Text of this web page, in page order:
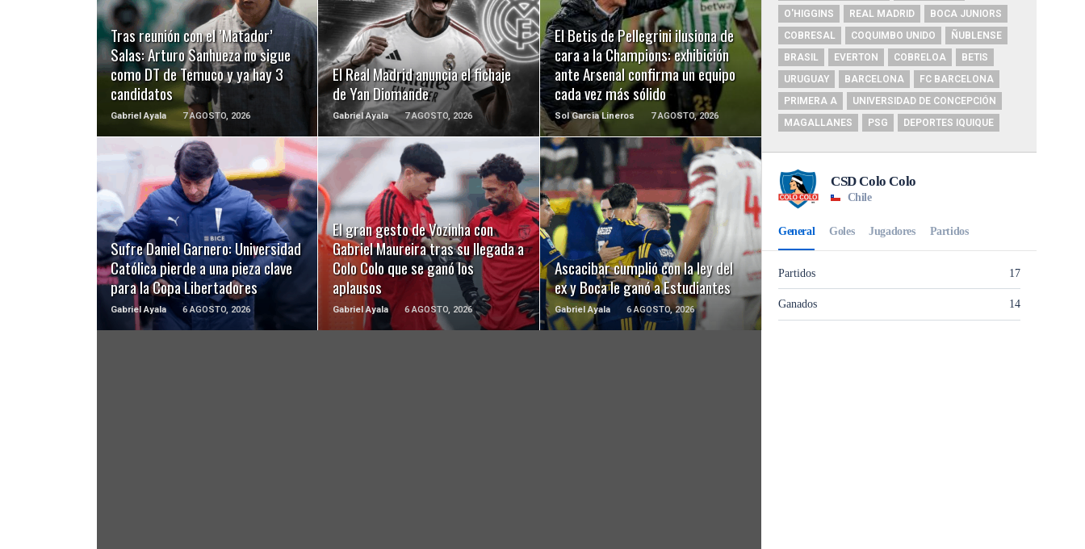
Tras reunión con el ’Matador’
Salas: Arturo Sanhueza no sigue
como DT de Temuco y ya hay 3
candidatos
Gabriel Ayala 7 AGOSTO, 2026
LEER MÁS
El Real Madrid anuncia el fichaje
de Yan Diomande
Gabriel Ayala 7 AGOSTO, 2026
LEER MÁS
El Betis de Pellegrini ilusiona de
cara a la Champions: exhibición
ante Arsenal confirma un equipo
cada vez más sólido
Sol Garcia Lineros 7 AGOSTO, 2026
LEER MÁS
Sufre Daniel Garnero: Universidad
Católica pierde a una pieza clave
para la Copa Libertadores
Gabriel Ayala 6 AGOSTO, 2026
LEER MÁS
El gran gesto de Vozinha con
Gabriel Maureira tras su llegada a
Colo Colo que se ganó los
aplausos
Gabriel Ayala 6 AGOSTO, 2026
LEER MÁS
Ascacibar cumplió con la ley del
ex y Boca le ganó a Estudiantes
Gabriel Ayala 6 AGOSTO, 2026
LEER MÁS
O'HIGGINS
REAL MADRID
BOCA JUNIORS
COBRESAL
COQUIMBO UNIDO
ÑUBLENSE
BRASIL
EVERTON COBRELOA
BETIS
URUGUAY
BARCELONA
FC BARCELONA
PRIMERA A
UNIVERSIDAD DE CONCEPCIÓN
MAGALLANES
PSG DEPORTES IQUIQUE